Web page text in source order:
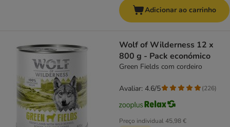
Adicionar ao carrinho
Wolf of Wilderness 12 x
800 g - Pack económico
Green Fields com cordeiro
Preço individual45,98 €
Avaliar: 4.6/5 (226)